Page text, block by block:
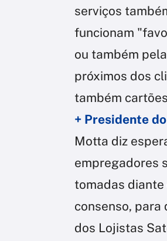
serviços
funcionam
ou também
próximos dos
também
+ Presidente
Motta diz
empregadores
tomadas diante
consenso, para
dos Lojistas